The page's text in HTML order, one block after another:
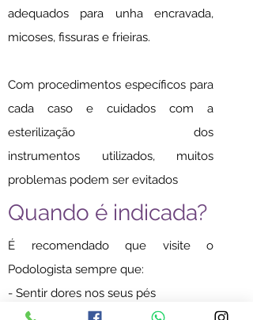
adequados para unha encravada,
micoses, fissuras e frieiras.
Com procedimentos específicos para
cada caso e cuidados com a
esterilização dos
instrumentos utilizados, muitos
problemas podem ser evitados
Quando é indicada?
É recomendado que visite o
Podologista sempre que:
- Sentir dores nos seus pés
- Passar longos períodos de pé